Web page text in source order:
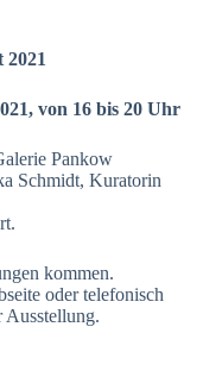
2021
von 16 bis 20 Uhr
Pankow
Schmidt, Kuratorin
kommen.
oder telefonisch
Ausstellung.